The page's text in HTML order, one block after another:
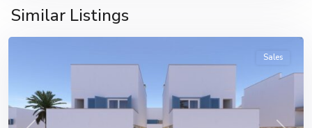
Similar Listings
la
Horadada
Sales